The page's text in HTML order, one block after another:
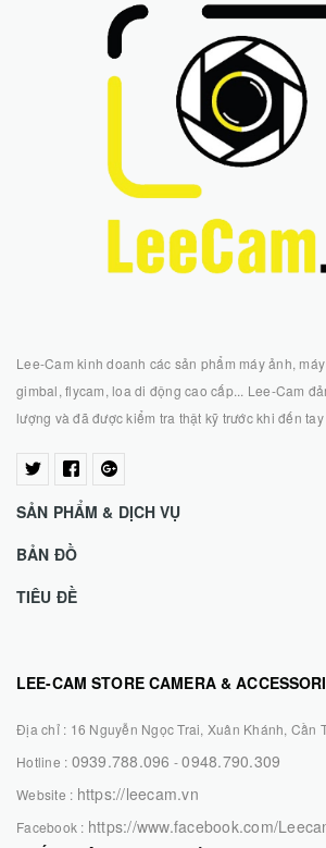
Lee-Cam kinh doanh các sản phẩm máy ảnh,
gimbal, flycam, loa di động cao cấp... Lee-Cam
lượng và đã được kiểm tra thật kỹ trước khi đến
SẢN PHẨM & DỊCH VỤ
BẢN ĐỒ
TIÊU ĐỀ
LEE-CAM STORE CAMERA &
Địa chỉ : 16 Nguyễn Ngọc Trai, Xuân Khánh, Cần
Hotline : 0939.788.096 -0948.790.309
Website : https://leecam.vn
Facebook : https://www.facebook.com/